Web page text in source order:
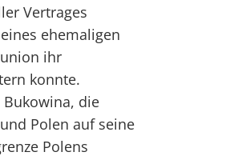
Vertrages
ehemaligen
ihr
konnte.
die
Polen auf seine
Polens